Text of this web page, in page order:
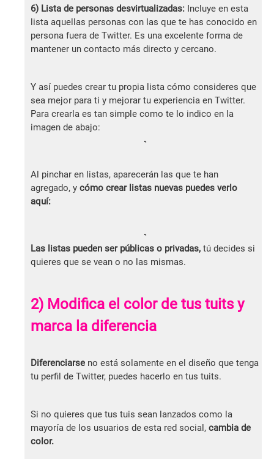
6) Lista de personas desvirtualizadas: Incluye en esta
lista aquellas personas con las que te has conocido en
persona fuera de Twitter. Es una excelente forma de
mantener un contacto más directo y cercano.
Y así puedes crear tu propia lista cómo consideres que
sea mejor para ti y mejorar tu experiencia en Twitter.
Para crearla es tan simple como te lo indico en la
imagen de abajo:
Al pinchar en listas, aparecerán las que te han
agregado, y cómo crear listas nuevas puedes verlo
aquí:
Las listas pueden ser públicas o privadas, tú decides si
quieres que se vean o no las mismas.
2) Modifica el color de tus tuits y
marca la diferencia
Diferenciarse no está solamente en el diseño que tenga
tu perfil de Twitter, puedes hacerlo en tus tuits.
Si no quieres que tus tuis sean lanzados como la
mayoría de los usuarios de esta red social, cambia de
color.